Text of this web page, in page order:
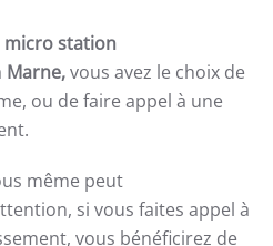
micro station
Marne,vous avez le choix de
ou de faire appel à une
même peut
si vous faites appel à
vous bénéficirez de